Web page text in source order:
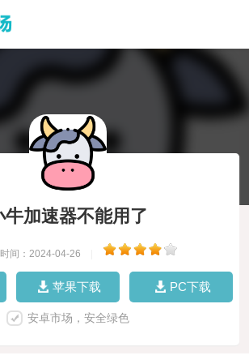
牛加速器不能用了
时间：2024-04-26
苹果下载 PC下载
安卓市场，安全绿色